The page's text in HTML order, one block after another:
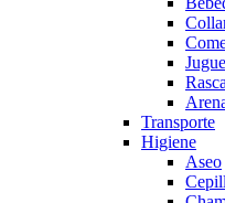
Transporte
Higiene
Aseo